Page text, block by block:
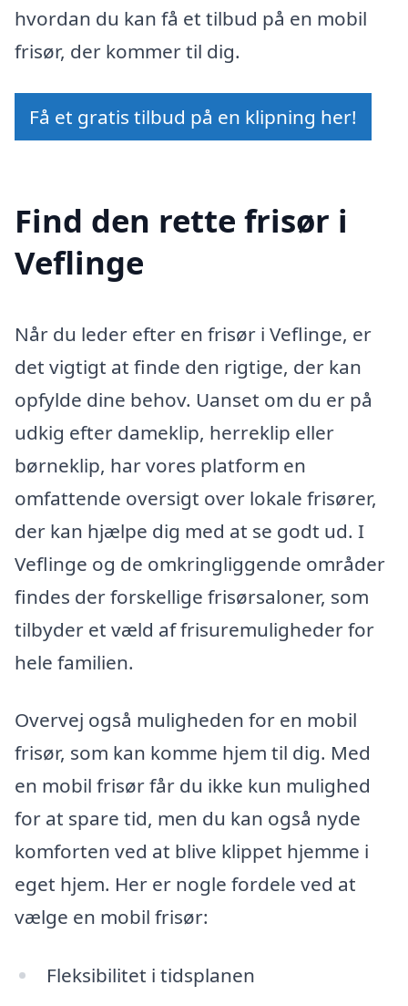
hvordan du kan få et tilbud på en mobil
frisør, der kommer til dig.
Få et gratis tilbud på en klipning her!
Find den rette frisør i
Veflinge
Når du leder efter en frisør i Veflinge, er
det vigtigt at finde den rigtige, der kan
opfylde dine behov. Uanset om du er på
udkig efter dameklip, herreklip eller
børneklip, har vores platform en
omfattende oversigt over lokale frisører,
der kan hjælpe dig med at se godt ud. I
Veflinge og de omkringliggende områder
findes der forskellige frisørsaloner, som
tilbyder et væld af frisuremuligheder for
hele familien.
Overvej også muligheden for en mobil
frisør, som kan komme hjem til dig. Med
en mobil frisør får du ikke kun mulighed
for at spare tid, men du kan også nyde
komforten ved at blive klippet hjemme i
eget hjem. Her er nogle fordele ved at
vælge en mobil frisør:
Fleksibilitet i tidsplanen